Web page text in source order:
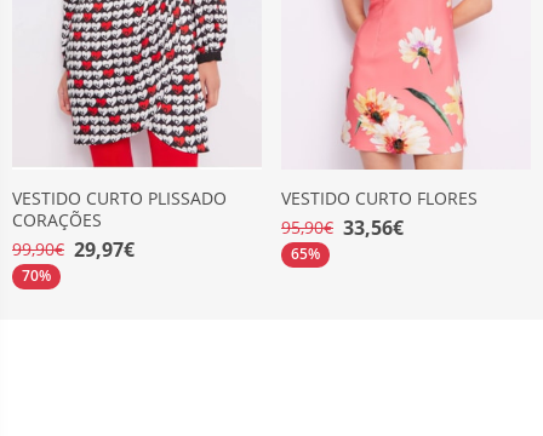
VESTIDO CURTO PLISSADO
CORAÇÕES
99,90€ 29,97€
70%
VESTIDO CURTO FLORES
95,90€ 33,56€
65%